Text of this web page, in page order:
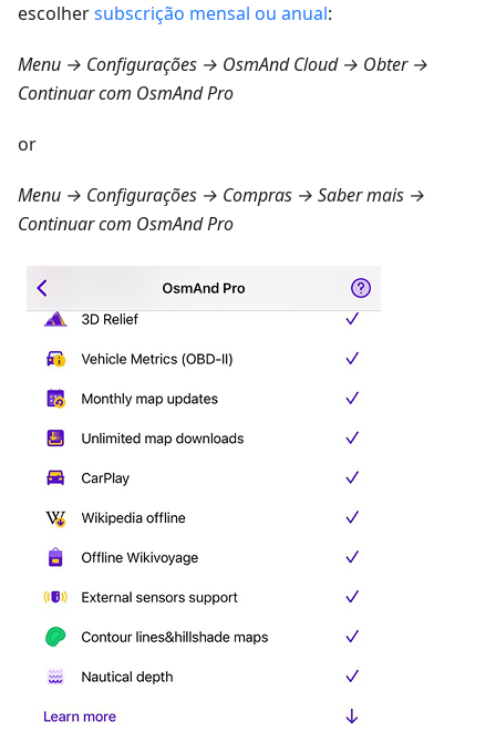
escolhersubscrição mensal ou anual:
Menu → Configurações → OsmAnd Cloud → Obter→
Continuar com OsmAnd Pro
or
Menu → Configurações → Compras → Saber mais →
Continuar com OsmAnd Pro